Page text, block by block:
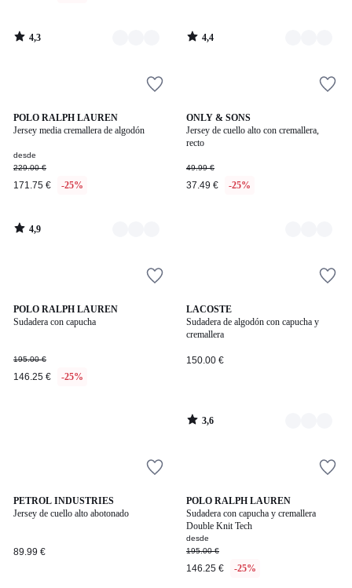
4,3 4,4
POLO RALPH LAUREN
Jersey media cremallera de algodón
desde
229.00 €
171.75 € -25%
4,9
/ 5
4
Colores
4,9
ONLY & SONS
Jersey de cuello alto con cremallera,
recto
49.99 €
37.49 € -25%
2
Colores
POLO RALPH LAUREN
Sudadera con capucha
195.00 €
146.25 € -25%
LACOSTE
Sudadera de algodón con capucha y
cremallera
150.00 €
3,6
/ 5
7
Colores
3,6
PETROL INDUSTRIES
Jersey de cuello alto abotonado
89.99 €
POLO RALPH LAUREN
Sudadera con capucha y cremallera
Double Knit Tech
desde
195.00 €
146.25 € -25%
4,6
/ 5
6
Colores